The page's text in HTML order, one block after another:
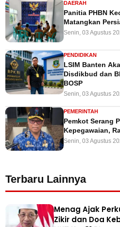
DAERAH
Panitia PHBN
Matangkan
Senin, 03 Agustus
PENDIDIKAN
LSIM Banten
Disdikbud dan
BOSP
Senin, 03 Agustus
PEMERINTAH
Pemkot Serang
Kepegawaian,
Senin, 03 Agustus
Terbaru Lainnya
Menag Ajak
Zikir dan Doa